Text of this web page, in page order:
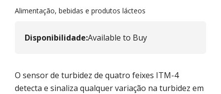
Alimentação, bebidas e produtos lácteos
Disponibilidade:Available to Buy
O sensor de turbidez de quatro feixes ITM-4
detecta e sinaliza qualquer variação na turbidez em